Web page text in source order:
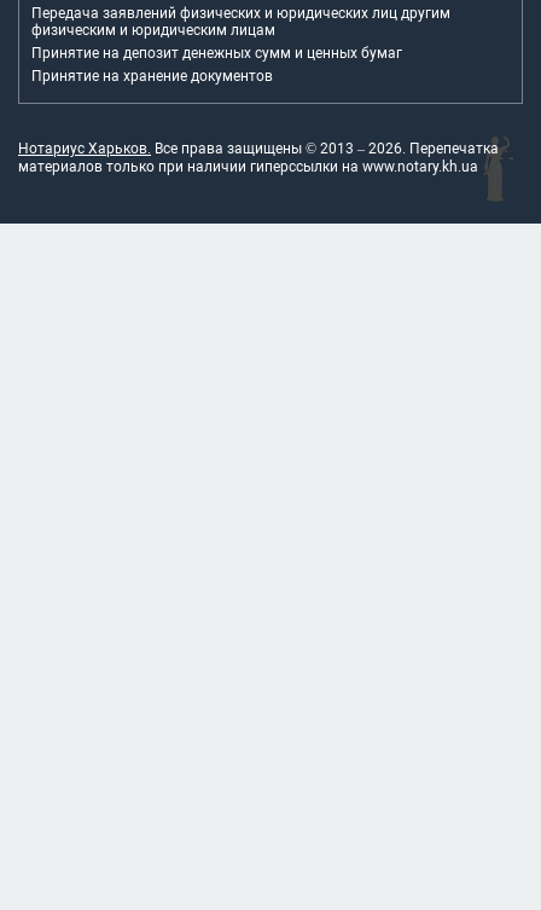
Передача заявлений физических и юридических лиц другим
физическим и юридическим лицам
Принятие на депозит денежных сумм и ценных бумаг
Принятие на хранение документов
Нотариус Харьков. Все права защищены © 2013 – 2026. Перепечатка
материалов только при наличии гиперссылки на www.notary.kh.ua